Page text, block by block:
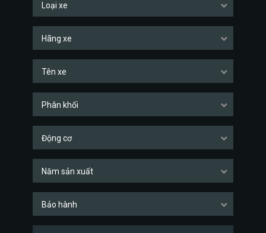
Loại xe
Hãng xe
Tên xe
Phân khối
Động cơ
Năm sản xuất
Bảo hành